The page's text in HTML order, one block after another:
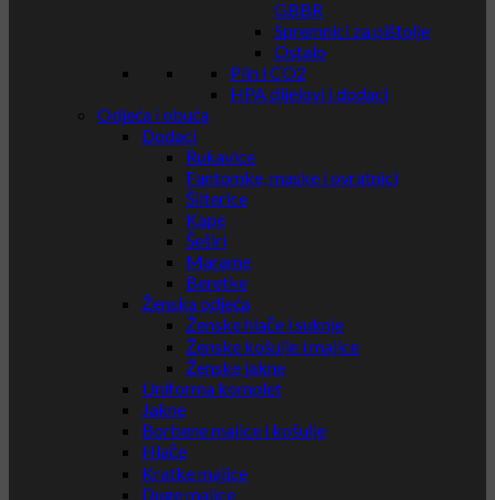
GBBR
Spremnici za pištolje
Ostalo
Plin i CO2
HPA dijelovi i dodaci
Odjeća i obuća
Dodaci
Rukavice
Fantomke, maske i ovratnici
Šilterice
Kape
Šeširi
Marame
Beretke
Ženska odjeća
Ženske hlače i suknje
Ženske košulje i majice
Ženske jakne
Uniforma komplet
Jakne
Borbene majice i košulje
Hlače
Kratke majice
Duge majice